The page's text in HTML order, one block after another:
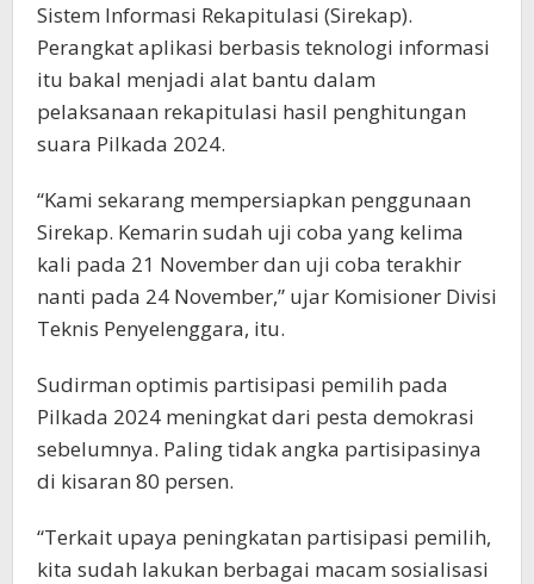
Sistem Informasi Rekapitulasi (Sirekap).
Perangkat aplikasi berbasis teknologi informasi
itu bakal menjadi alat bantu dalam
pelaksanaan rekapitulasi hasil penghitungan
suara Pilkada 2024.
“Kami sekarang mempersiapkan penggunaan
Sirekap. Kemarin sudah uji coba yang kelima
kali pada 21 November dan uji coba terakhir
nanti pada 24 November,” ujar Komisioner Divisi
Teknis Penyelenggara, itu.
Sudirman optimis partisipasi pemilih pada
Pilkada 2024 meningkat dari pesta demokrasi
sebelumnya. Paling tidak angka partisipasinya
di kisaran 80 persen.
“Terkait upaya peningkatan partisipasi pemilih,
kita sudah lakukan berbagai macam sosialisasi